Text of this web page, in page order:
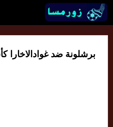
برشلونة ضد غوادالاخارا كأس